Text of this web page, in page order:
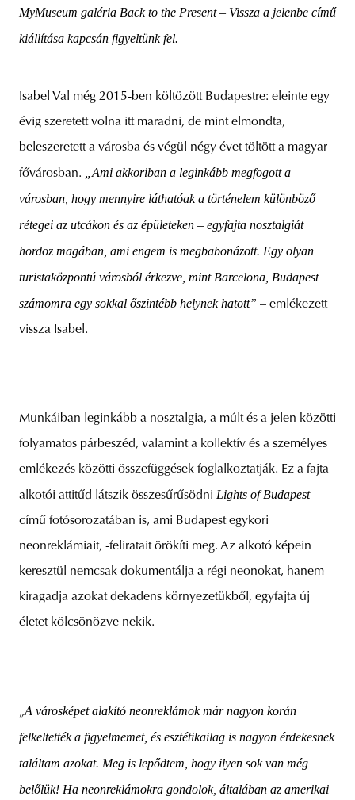
MyMuseum galéria Back to the Present – Vissza a jelenbe című
kiállítása kapcsán figyeltünk fel.
Isabel Val még 2015-ben költözött Budapestre: eleinte egy
évig szeretett volna itt maradni, de mint elmondta,
beleszeretett a városba és végül négy évet töltött a magyar
fővárosban.
„Ami akkoriban a leginkább megfogott a
városban, hogy mennyire láthatóak a történelem különböző
rétegei az utcákon és az épületeken – egyfajta nosztalgiát
hordoz magában, ami engem is megbabonázott. Egy olyan
turistaközpontú városból érkezve, mint Barcelona, Budapest
számomra egy sokkal őszintébb helynek hatott” – emlékezett
vissza Isabel.
Munkáiban leginkább a nosztalgia, a múlt és a jelen közötti
folyamatos párbeszéd, valamint a kollektív és a személyes
emlékezés közötti összefüggések foglalkoztatják. Ez a fajta
alkotói attitűd látszik összesűrűsödni Lights of Budapest
című fotósorozatában is, ami Budapest egykori
neonreklámiait, -feliratait örökíti meg. Az alkotó képein
keresztül nemcsak dokumentálja a régi neonokat, hanem
kiragadja azokat dekadens környezetükből, egyfajta új
életet kölcsönözve nekik.
„A városképet alakító neonreklámok már nagyon korán
felkeltették a figyelmemet, és esztétikailag is nagyon érdekesnek
találtam azokat. Meg is lepődtem, hogy ilyen sok van még
belőlük! Ha neonreklámokra gondolok, általában az amerikai